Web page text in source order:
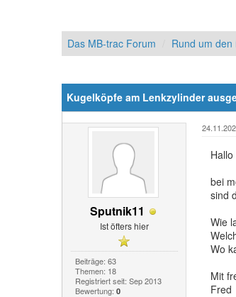
Das MB-trac Forum Rund um den
Kugelköpfe am Lenkzylinder
Sputnik11
Ist öfters hier
Beiträge: 63
Themen: 18
Registriert seit: Sep 2013
Bewertung: 0
bei
sind
Wie
Wo
Mit
Fred